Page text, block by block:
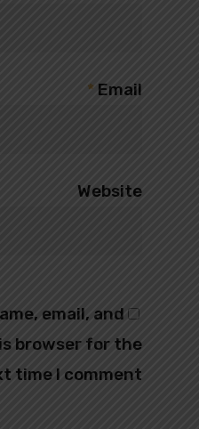
Email
*
Website
email, and
browser for the
time I comment.